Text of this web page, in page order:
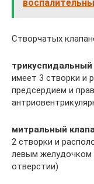
Створчатых
имеет 3 створки и
предсердием и
митральный
2 створки и
левым желудочком
отверстии)